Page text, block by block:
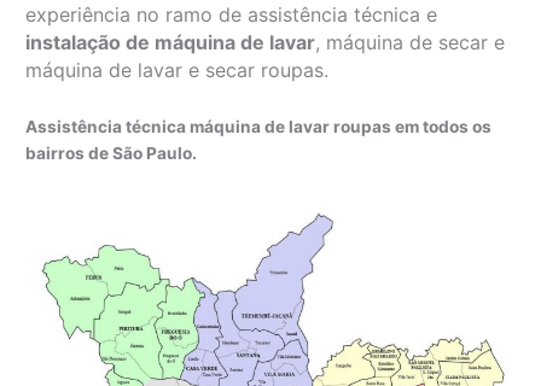
experiência no ramo de assistência técnica e
instalação de máquina de lavar, máquina de secar e
máquina de lavar e secar roupas.
Assistência técnica máquina de lavar roupas em todos os
bairros de São Paulo.